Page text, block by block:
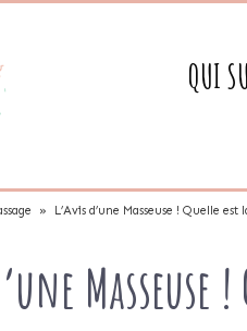
QUI
» L’Avis d’une Masseuse ! Quelle